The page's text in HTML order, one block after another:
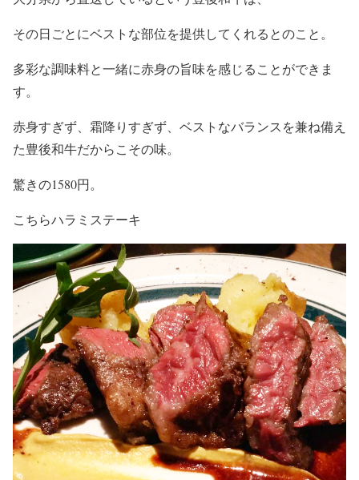
その日ごとにベストな部位を提供してくれるとのこと。
多彩な調味料と一緒に赤身の旨味を感じることができま
す。
赤身すぎず、霜降りすぎず、ベストなバランスを兼ね備え
た豊後和牛だからこその味。
驚きの1580円。
こちらハラミステーキ